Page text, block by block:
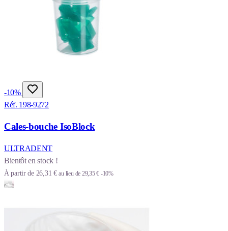
-10%
Réf. 198-9272
Cales-bouche IsoBlock
ULTRADENT
Bientôt en stock !
À partir de 26,31 € au lieu de 29,35 € -10%